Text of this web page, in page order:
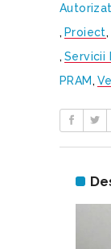
Autorizat
, Proiect,
, Servicii
PRAM,